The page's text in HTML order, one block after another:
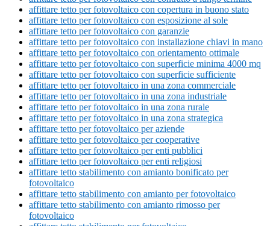
affittare tetto per fotovoltaico con copertura in buono stato
affittare tetto per fotovoltaico con esposizione al sole
affittare tetto per fotovoltaico con garanzie
affittare tetto per fotovoltaico con installazione chiavi in mano
affittare tetto per fotovoltaico con orientamento ottimale
affittare tetto per fotovoltaico con superficie minima 4000 mq
affittare tetto per fotovoltaico con superficie sufficiente
affittare tetto per fotovoltaico in una zona commerciale
affittare tetto per fotovoltaico in una zona industriale
affittare tetto per fotovoltaico in una zona rurale
affittare tetto per fotovoltaico in una zona strategica
affittare tetto per fotovoltaico per aziende
affittare tetto per fotovoltaico per cooperative
affittare tetto per fotovoltaico per enti pubblici
affittare tetto per fotovoltaico per enti religiosi
affittare tetto stabilimento con amianto bonificato per
fotovoltaico
affittare tetto stabilimento con amianto per fotovoltaico
affittare tetto stabilimento con amianto rimosso per
fotovoltaico